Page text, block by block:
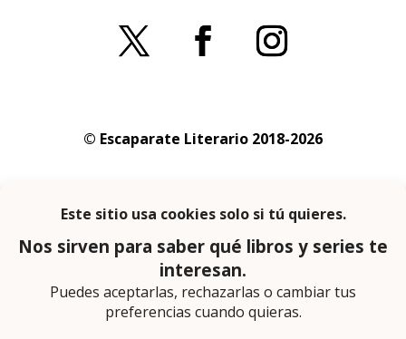
© Escaparate Literario 2018-2026
privacidad
En calidad de afiliado de Amazon obtengo
ingresos por las compras adscritas que